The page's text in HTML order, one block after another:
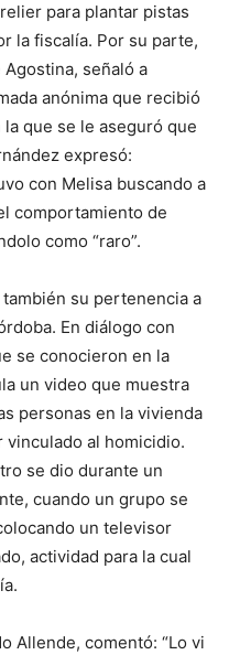
para plantar pistas
la fiscalía. Por su parte,
señaló a
anónima que recibió
que se le aseguró que
expresó:
con Melisa buscando a
comportamiento de
como “raro”.
su pertenencia a
En diálogo con
se conocieron en la
un video que muestra
personas en la vivienda
vinculado al homicidio.
se dio durante un
cuando un grupo se
un televisor
actividad para la cual
Allende, comentó: “Lo vi